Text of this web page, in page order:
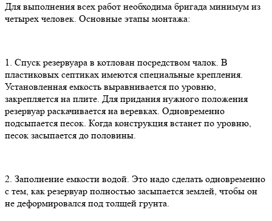
Для выполнения всех работ необходима бригада минимум из
четырех человек. Основные этапы монтажа:
1. Спуск резервуара в котлован посредством чалок. В
пластиковых септиках имеются специальные крепления.
Установленная емкость выравнивается по уровню,
закрепляется на плите. Для придания нужного положения
резервуар раскачивается на веревках. Одновременно
подсыпается песок. Когда конструкция встанет по уровню,
песок засыпается до половины.
2. Заполнение емкости водой. Это надо сделать одновременно
с тем, как резервуар полностью засыпается землей, чтобы он
не деформировался под толщей грунта.